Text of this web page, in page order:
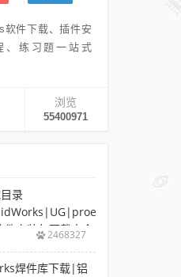
软件下载、插件安
、练习题一站式
浏览
55400971
录
安装包下载大全
2468327
焊件库下载|铝